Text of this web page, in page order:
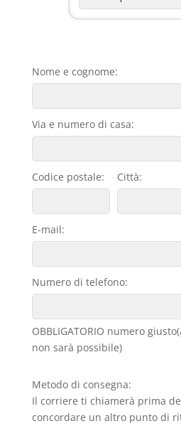
Nome e cognome:
Via e numero di casa:
Codice postale: Città:
E-mail:
Numero di telefono:
OBBLIGATORIO numero
non sarà possibile)
Metodo di consegna:
Il corriere ti chiamerà prima
concordare un altro punto di